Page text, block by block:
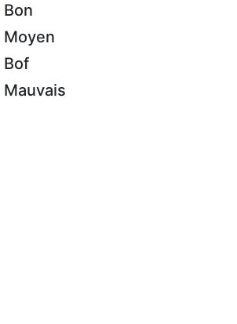
Bon
Moyen
Bof
Mauvais